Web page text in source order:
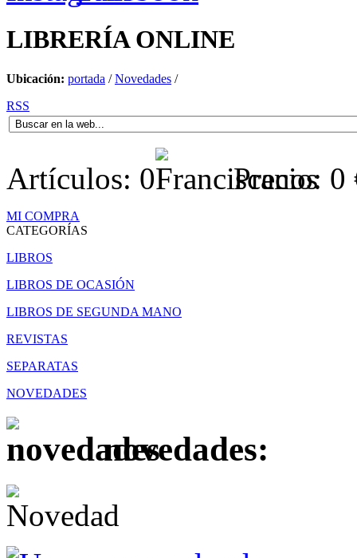
LIBRERÍAONLINE
Ubicación: portada /Novedades /
RSS
Artículos: 0 Precio: 0
MI COMPRA
CATEGORÍAS
LIBROS
LIBROS DE OCASIÓN
LIBROS DE SEGUNDA MANO
REVISTAS
SEPARATAS
NOVEDADES
novedades: